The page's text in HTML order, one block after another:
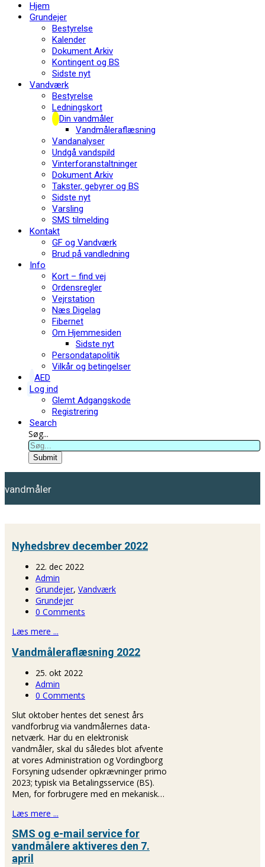
Hjem
Grundejer
Bestyrelse
Kalender
Dokument Arkiv
Kontingent og BS
Sidste nyt
Vandværk
Bestyrelse
Ledningskort
Din vandmåler
Vandmåleraflæsning
Vandanalyser
Undgå vandspild
Vinterforanstaltninger
Dokument Arkiv
Takster, gebyrer og BS
Sidste nyt
Varsling
SMS tilmelding
Kontakt
GF og Vandværk
Brud på vandledning
Info
Kort – find vej
Ordensregler
Vejrstation
Næs Digelag
Fibernet
Om Hjemmesiden
Sidste nyt
Persondatapolitik
Vilkår og betingelser
AED
Log ind
Glemt Adgangskode
Registrering
Search
Søg...
Submit
vandmåler
Nyhedsbrev december 2022
22. dec 2022
Admin
Grundejer, Vandværk
Grundejer
0 Comments
Læs mere ...
Vandmåleraflæsning 2022
25. okt 2022
Admin
0 Comments
Slut oktober hentes det senest års
vandforbrug via vandmålernes data-
netværk. Har du en elektronisk
vandmåler, skal du således blot afvente
at vores Administration og Vordingborg
Forsyning udsender opkrævninger primo
2023; typisk via Betalingsservice (BS).
Men, for forbrugere med en mekanisk…
Læs mere ...
SMS og e-mail service for
vandmålere aktiveres den 7.
april